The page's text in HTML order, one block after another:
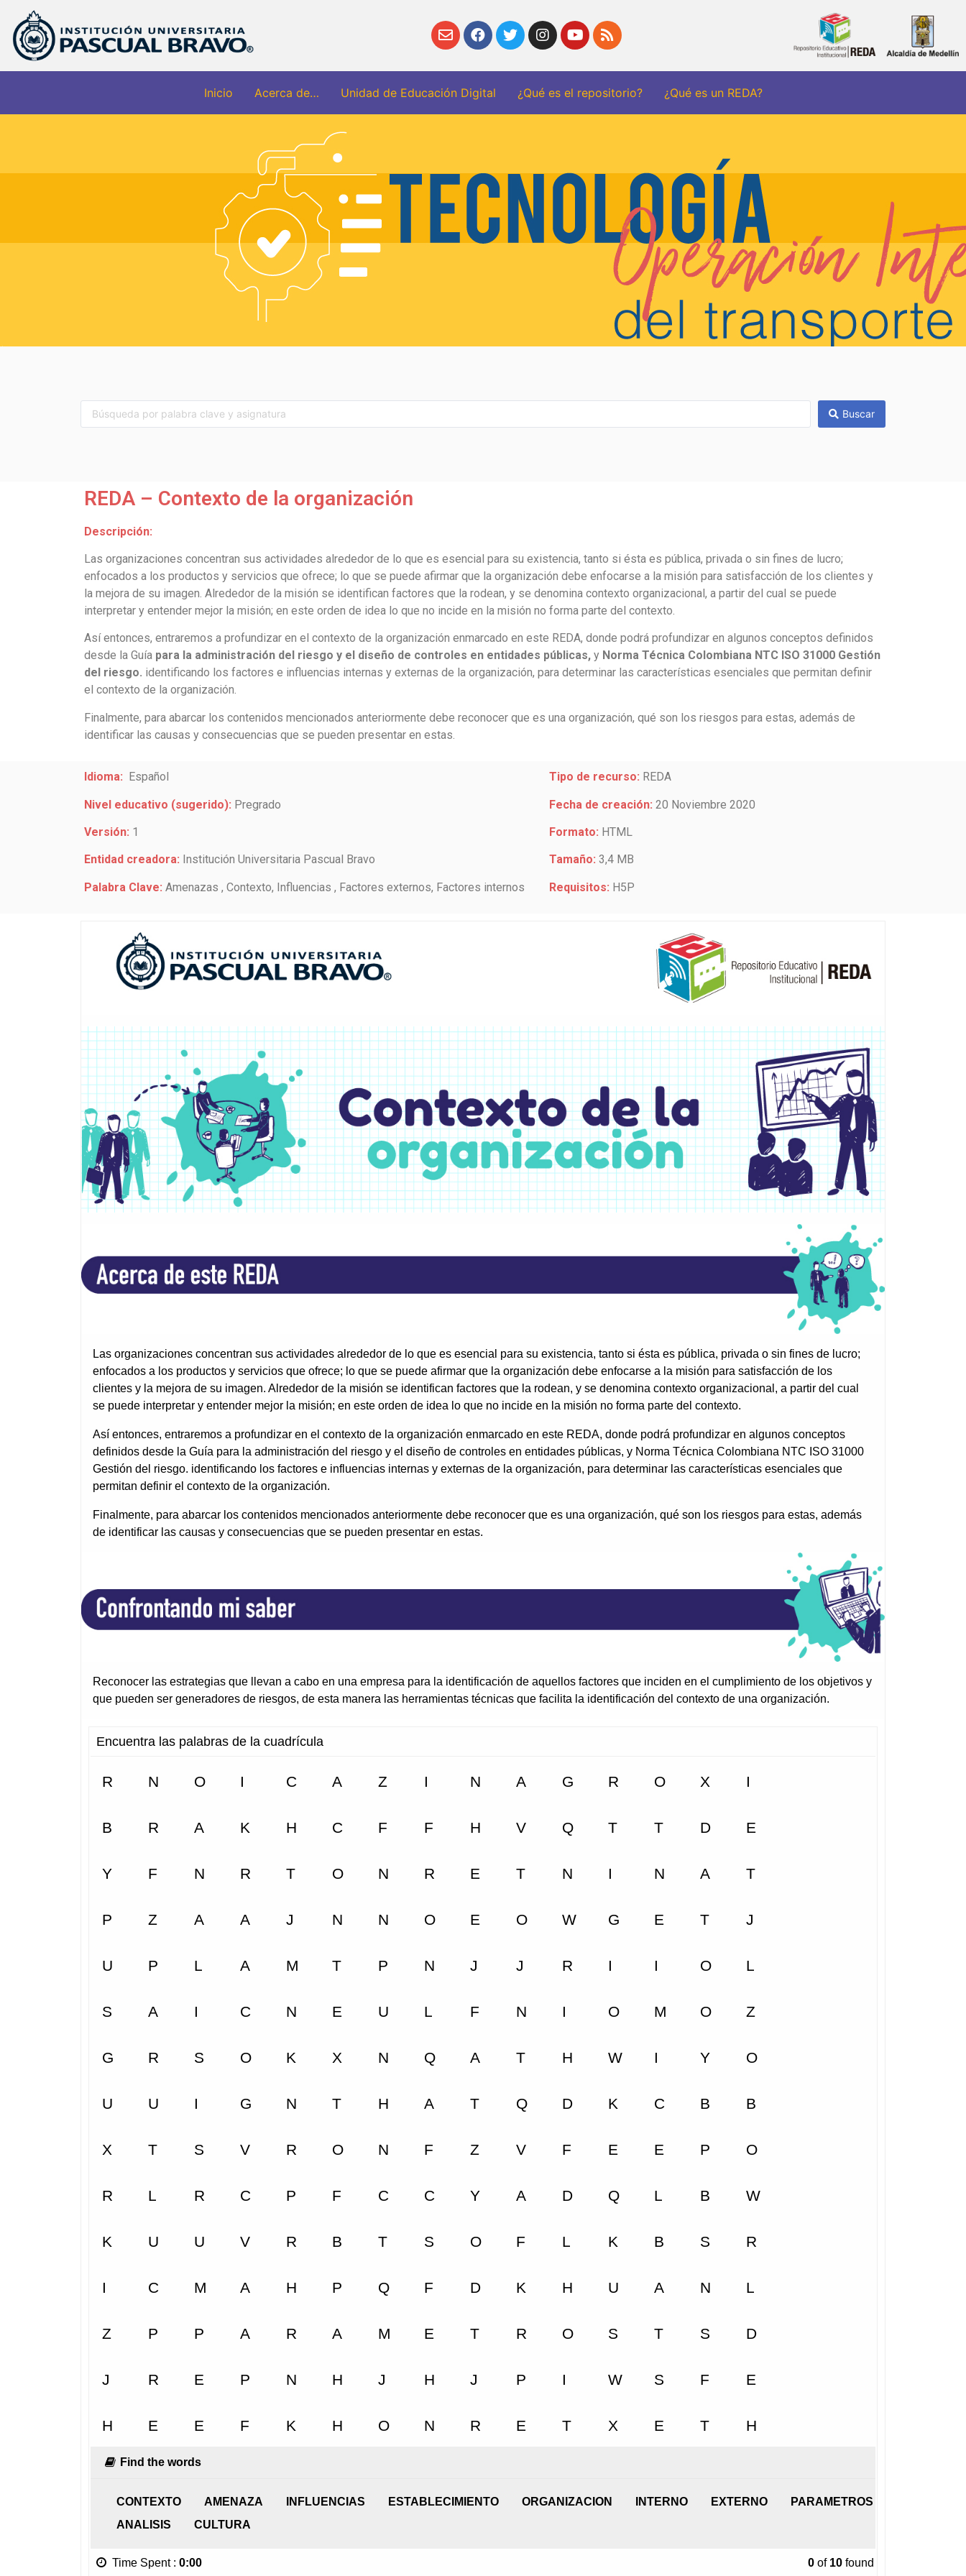
Inicio Acerca de… Unidad de Educación Digital ¿Qué es el repositorio? ¿Qué es un REDA?
Buscar
REDA – Contexto de la organización
Descripción:
Las organizaciones concentran sus actividades alrededor de lo que es esencial para su existencia, tanto si ésta es pública, privada o sin fines de lucro;
enfocados a los productos y servicios que ofrece; lo que se puede afirmar que la organización debe enfocarse a la misión para satisfacción de los clientes y
la mejora de su imagen. Alrededor de la misión se identifican factores que la rodean, y se denomina contexto organizacional, a partir del cual se puede
interpretar y entender mejor la misión; en este orden de idea lo que no incide en la misión no forma parte del contexto.
Así entonces, entraremos a profundizar en el contexto de la organización enmarcado en este REDA, donde podrá profundizar en algunos conceptos definidos
desde la Guía para la administración del riesgo y el diseño de controles en entidades públicas, y Norma Técnica Colombiana NTC ISO 31000 Gestión
del riesgo. identificando los factores e influencias internas y externas de la organización, para determinar las características esenciales que permitan definir
el contexto de la organización.
Finalmente, para abarcar los contenidos mencionados anteriormente debe reconocer que es una organización, qué son los riesgos para estas, además de
identificar las causas y consecuencias que se pueden presentar en estas.
Idioma: Español
Nivel educativo (sugerido): Pregrado
Versión: 1
Entidad creadora: Institución Universitaria Pascual Bravo
Palabra Clave: Amenazas , Contexto, Influencias , Factores externos, Factores internos
Tipo de recurso: REDA
Fecha de creación: 20 Noviembre 2020
Formato: HTML
Tamaño: 3,4 MB
Requisitos: H5P